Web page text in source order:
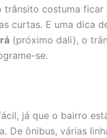
trânsito costuma
curtas. E uma dica
(próximo dali), o
se.
já que o bairro
De ônibus, várias